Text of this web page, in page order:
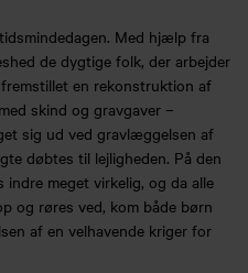
Med hjælp fra
de dygtige folk, der arbejder
en rekonstruktion af
skind og gravgaver –
sig ud ved gravlæggelsen af
døbtes til lejligheden. På den
meget virkelig, og da alle
og røres ved, kom både børn
af en velhavende kriger for